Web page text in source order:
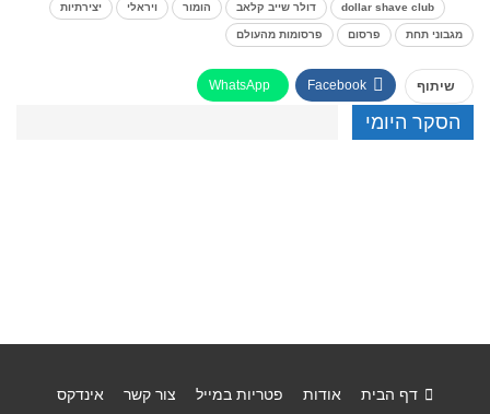
dollar shave club דולר שייב קלאב הומור ויראלי יצירתיות
מגבוני תחת פרסום פרסומות מהעולם
שיתוף Facebook
WhatsApp
הסקר היומי
דף הבית אודות פטריות במייל צור קשר
אינדקס